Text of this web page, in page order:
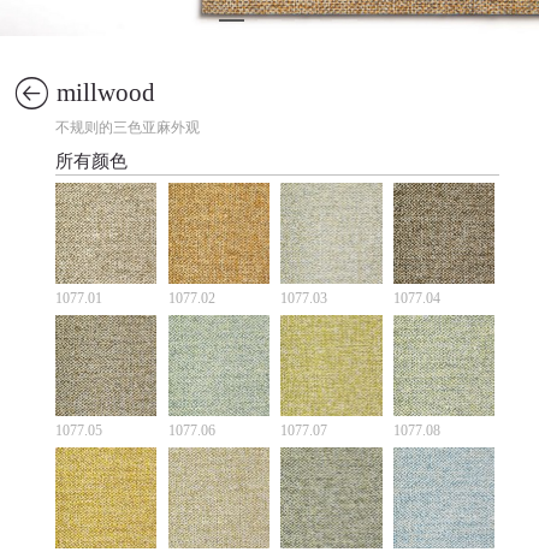
millwood
不规则的三色亚麻外观
所有颜色
1077.01 1077.02 1077.03 1077.04
1077.05 1077.06 1077.07 1077.08